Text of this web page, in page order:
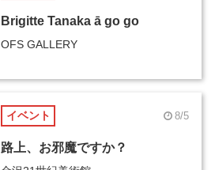
Brigitte Tanaka ā go go
OFS GALLERY
イベント 8/5
路上、お邪魔ですか？